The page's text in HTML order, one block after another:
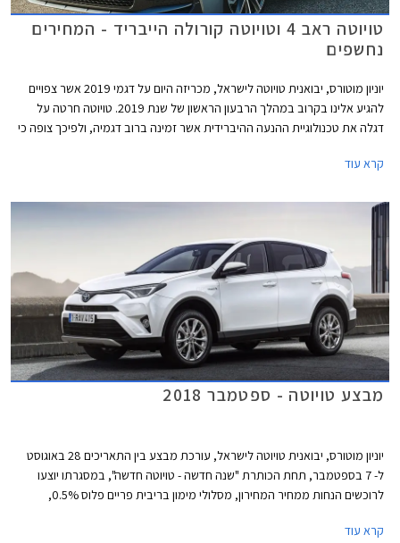
טויוטה ראב 4 וטויוטה קורולה הייבריד - המחירים
נחשפים
יוניון מוטורס, יבואנית טויוטה לישראל, מכריזה היום על דגמי 2019 אשר צפויים
להגיע אלינו בקרוב במהלך הרבעון הראשון של שנת 2019. טויוטה חרטה על
דגלה את טכנולוגיית ההנעה ההיברידית אשר זמינה ברוב דגמיה, ולפיכך צופה כי
קרא עוד
מבצע טויוטה - ספטמבר 2018
יוניון מוטורס, יבואנית טויוטה לישראל, עורכת מבצע בין התאריכים 28 באוגוסט
ל- 7 בספטמבר, תחת הכותרת "שנה חדשה - טויוטה חדשה", במסגרתו יוצעו
לרוכשים הנחות ממחיר המחירון, מסלולי מימון בריבית פריים פלוס 0.5%,
בימים א'-ה' בין השעות 8:00-19:00 ובימי ו' בין השעות 8:00-15:00.
קרא עוד